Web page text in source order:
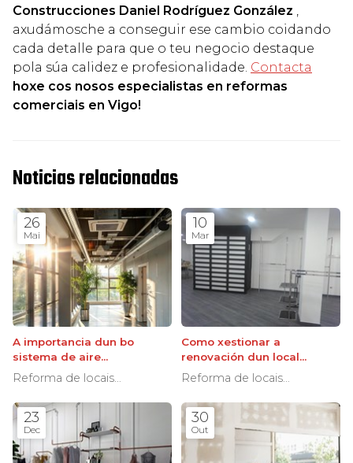
Construcciones Daniel Rodríguez González
axudámosche a conseguir ese cambio coidando
cada detalle para que o teu negocio destaque
pola súa calidez e profesionalidade. Contacta
hoxe cos nosos especialistas en reformas
comerciais en Vigo!
Noticias relacionadas
26
Mai
A importancia dun bo
sistema de aire
acondicionado en locais
Reforma de locais
10
Mar
Como xestionar a
renovación dun local
minimizando o tempo de
Reforma de locais
23
Dec
30
Out